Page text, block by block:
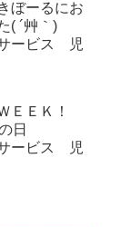
ぼーるにお
( ´艸｀)
ービス 児
音楽療法♬
ＥＥＫ！
日
ービス 児
音楽療法♬